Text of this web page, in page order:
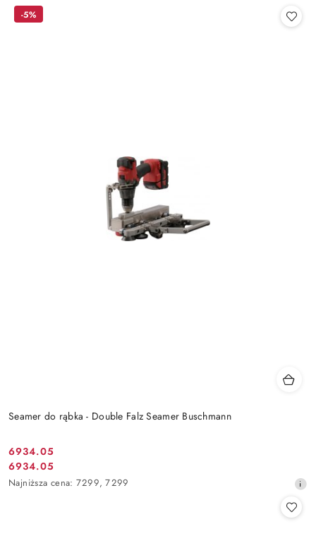
Seamer do rąbka - Double Falz Seamer Buschmann
Cena
promocyjna:
6934.05
Cena
promocyjna:
6934.05
Najniższa
Najniższa cena: 7299, 7299
-5%